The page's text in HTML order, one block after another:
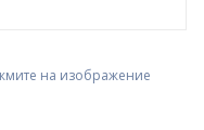
на изображение